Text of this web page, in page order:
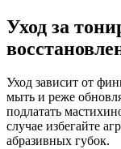
Уход за
Уход зависит от
мыть и реже
подлатать
случае избегайте
абразивных губок.